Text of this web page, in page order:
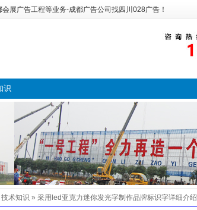
会展广告工程等业务-成都广告公司 找四川028广告 ！
识
技术知识 » 采用led亚克力迷你发光字制作品牌标识字详细介绍